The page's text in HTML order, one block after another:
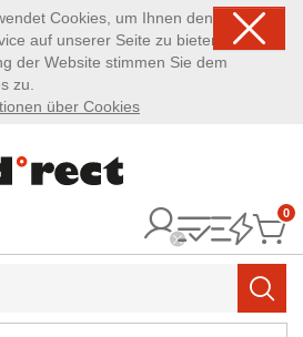
Cookies, um Ihnen den
auf unserer Seite zu bieten.
der Website stimmen Sie dem
zu.
über Cookies
0